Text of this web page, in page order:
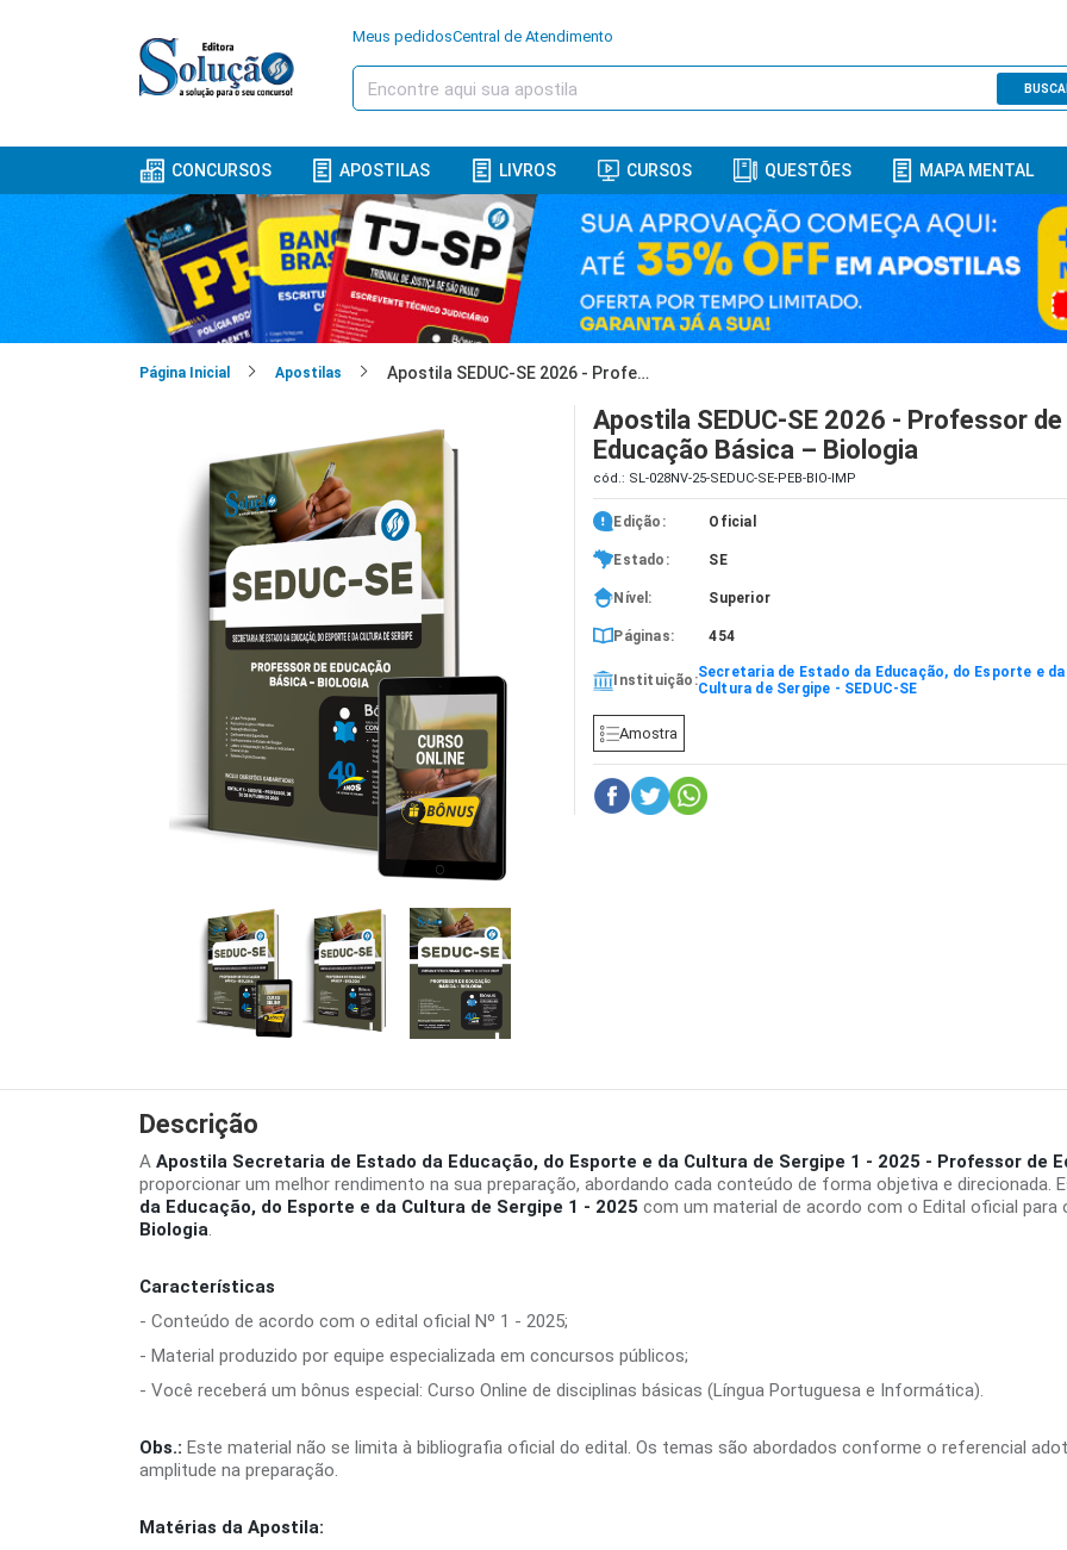
Meus pedidosCentral de Atendimento
CONCURSOS APOSTILAS LIVROS CURSOS QUESTÕES MAPA MENTAL
Página Inicial Apostilas Apostila SEDUC-SE 2026 - Professor de Educação Básica – Biologia
Apostila SEDUC-SE 2026 - Professor de
Educação Básica – Biologia
cód.: SL-028NV-25-SEDUC-SE-PEB-BIO-IMP
Edição: Oficial
Estado: SE
Nível: Superior
Páginas: 454
Instituição:Secretaria de Estado da Educação, do Esporte e da
Cultura de Sergipe - SEDUC-SE
Amostra
Descrição
A Apostila Secretaria de Estado da Educação, do Esporte e da Cultura de Sergipe 1 - 2025 - Professor de
proporcionar um melhor rendimento na sua preparação, abordando cada conteúdo de forma objetiva e direcionada.
da Educação, do Esporte e da Cultura de Sergipe 1 - 2025 com um material de acordo com o Edital oficial para
Biologia.
Características
- Conteúdo de acordo com o edital oficial Nº 1 - 2025;
- Material produzido por equipe especializada em concursos públicos;
- Você receberá um bônus especial: Curso Online de disciplinas básicas (Língua Portuguesa e Informática).
Obs.: Este material não se limita à bibliografia oficial do edital. Os temas são abordados conforme o referencial
amplitude na preparação.
Matérias da Apostila: